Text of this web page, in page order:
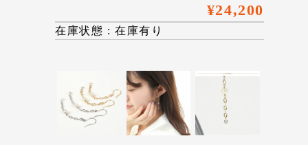
¥24,200
在庫状態 : 在庫有り